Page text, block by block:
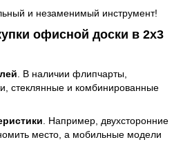
и незаменимый инструмент!
офисной доски в 2х3
. В наличии флипчарты,
стеклянные и комбинированные
. Например, двухсторонние
место, а мобильные модели